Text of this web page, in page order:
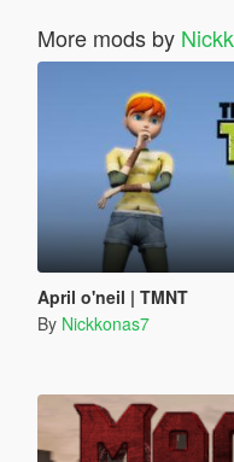
More mods by
April o'neil | TMNT
By Nickkonas7